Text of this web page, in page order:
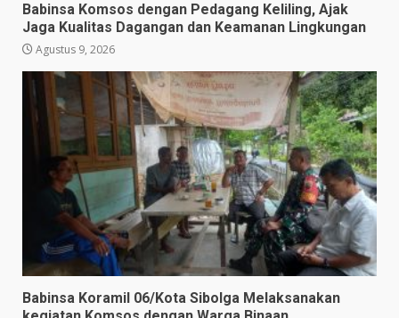
Babinsa Komsos dengan Pedagang Keliling, Ajak
Jaga Kualitas Dagangan dan Keamanan Lingkungan
Agustus 9, 2026
Babinsa Koramil 06/Kota Sibolga Melaksanakan